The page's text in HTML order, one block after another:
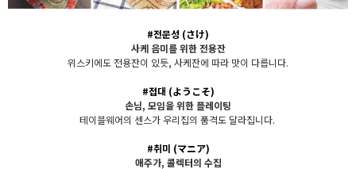
#전문성 (さけ)
사케 음미를 위한 전용잔
위스키에도 전용잔이 있듯, 사케잔에 따라 맛이 다릅니다.
#접대 (ようこそ)
손님, 모임을 위한 플레이팅
테이블웨어의 센스가 우리집의 품격도 달라집니다.
#취미 (マニア)
애주가, 콜렉터의 수집